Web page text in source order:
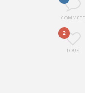
COMMENT
2
LOVE